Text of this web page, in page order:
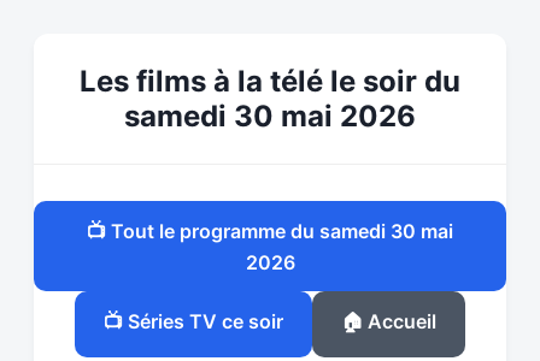
Les films à la télé le soir du
samedi 30 mai 2026
📺 Tout le programme du samedi 30 mai
2026
📺 Séries TV ce soir 🏠 Accueil